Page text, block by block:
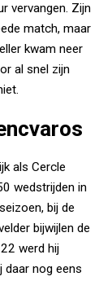
vervangen. Zijn
match, maar
kwam neer
al snel zijn
als Cercle
wedstrijden in
bij de
bijwijlen de
werd hij
daar nog eens